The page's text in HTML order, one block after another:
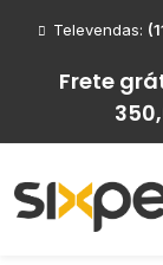
Televendas:
Frete